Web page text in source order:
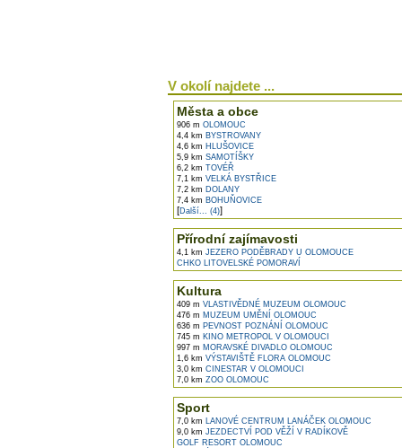
V okolí najdete ...
Města a obce
906 m OLOMOUC
4,4 km BYSTROVANY
4,6 km HLUŠOVICE
5,9 km SAMOTÍŠKY
6,2 km TOVÉŘ
7,1 km VELKÁ BYSTŘICE
7,2 km DOLANY
7,4 km BOHUŇOVICE
[Další... (4)]
Přírodní zajímavosti
4,1 km JEZERO PODĚBRADY U OLOMOUCE
CHKO LITOVELSKÉ POMORAVÍ
Kultura
409 m VLASTIVĚDNÉ MUZEUM OLOMOUC
476 m MUZEUM UMĚNÍ OLOMOUC
636 m PEVNOST POZNÁNÍ OLOMOUC
745 m KINO METROPOL V OLOMOUCI
997 m MORAVSKÉ DIVADLO OLOMOUC
1,6 km VÝSTAVIŠTĚ FLORA OLOMOUC
3,0 km CINESTAR V OLOMOUCI
7,0 km ZOO OLOMOUC
Sport
7,0 km LANOVÉ CENTRUM LANÁČEK OLOMOUC
9,0 km JEZDECTVÍ POD VĚŽÍ V RADÍKOVĚ
GOLF RESORT OLOMOUC